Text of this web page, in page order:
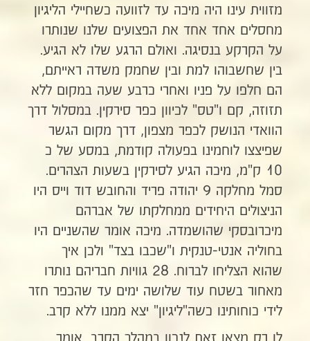
מזווית עינו היה מיכה עד לזוועה כשחיילי הליגיון
מחסלים אחד אחד את הפצועים שלנו שנותרו
על הקרקע בנסיגה. ואולם הרגע שלו לא הגיע.
בין שחשבוהו למת ובין שחמק משדה ראייתם,
הם חלפו על פניו ואחרי כרבע שעה במקום ללא
תזוזה, קם ו"טס" לכיוון כפר סירקין. במסלול דרך
הוואדי הנושק לכפר מצפון, דרך מקום הגשר
שפיצצו לוחמינו בפעולה קודמת, במסע של כ
10 ק"מ, מיכה הגיע לסירקין בשעות הצהרים.
סמל מחלקה 9 יהודה פריד והחובש דוד וייס היו
הניצולים היחידים ממחלקתו של אברהם
מיכרובסקי שהושמדה. מיכה אומר שהשניים היו
בחוליה אנטי-טנקית ו"שכבו בצד" ולכן איך
שהוא הצליחו לברוח. 28 גוויות חבריהם נותרו
מאחור בשטח עוד שלושה ימים עד שהכפר חזר
לידי כוחותינו כשה"ליגיון" יצא ממנו ללא קרב.